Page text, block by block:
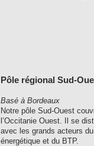
Pôle régional Sud-
Basé à Bordeaux
Notre pôle Sud-Ouest
l’Occitanie Ouest. Il se
avec les grands acteurs
énergétique et du BTP.